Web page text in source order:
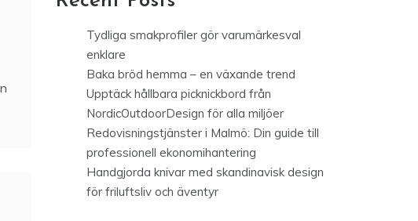
Recent Posts
Tydliga smakprofiler gör varumärkesval
enklare
Baka bröd hemma – en växande trend
Upptäck hållbara picknickbord från
NordicOutdoorDesign för alla miljöer
Redovisningstjänster i Malmö: Din guide till